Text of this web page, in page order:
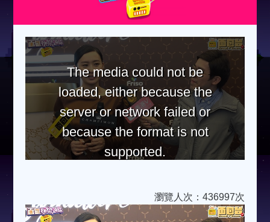
The media could not be
loaded, either because the
server or network failed or
because the format is not
supported.
瀏覽人次：436997次